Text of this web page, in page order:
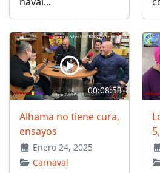
00:08:53
Alhama no tiene cura,
ensayos
Enero 24, 2025
Carnaval